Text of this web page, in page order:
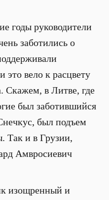
руководители
заботились о
это вело к расцвету
Скажем, в Литве, где
был заботившийся
был подъем
Так и в Грузии,
Амвросиевич
и